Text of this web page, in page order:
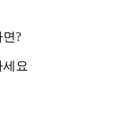
?
세요